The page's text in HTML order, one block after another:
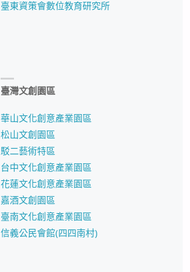
臺東資策會數位教育研究所
臺灣文創園區
華山文化創意產業園區
松山文創園區
駁二藝術特區
台中文化創意產業園區
花蓮文化創意產業園區
嘉酒文創園區
臺南文化創意產業園區
信義公民會館(四四南村)